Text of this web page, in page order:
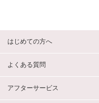
はじめての方へ
よくある質問
アフターサービス